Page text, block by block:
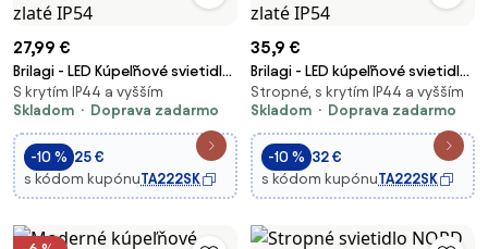
27,99 €
Brilagi - LED Kúpeľňové svietidlo
ULTRA SLIM LED/18W/230V
30x30 cm zlaté IP54
S krytím IP44 a vyšším
Skladom
Doprava zadarmo
-10 % 25 €
s kódom kupónuTA222SK
35,9 €
Brilagi - LED kúpeľňové svietidlo
ULTRA SLIM LED/24W/230V
42x42 cm zlaté IP54
Stropné, s krytím IP44 a vyšším
Skladom
Doprava zadarmo
-10 % 32 €
s kódom kupónuTA222SK